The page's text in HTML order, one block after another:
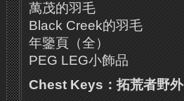
萬茂的羽毛
Black Creek的羽毛
年鑒頁（全）
PEG LEG小飾品
Chest Keys ：拓荒者野外